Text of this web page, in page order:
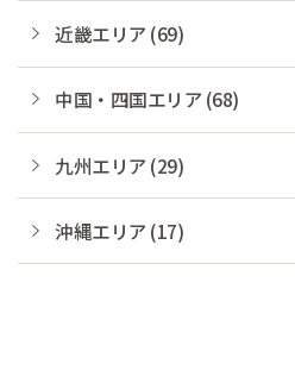
近畿エリア (69)
中国・四国エリア (68)
九州エリア (29)
沖縄エリア (17)